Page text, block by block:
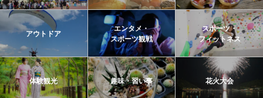
アウトドア
エンタメ・
スポーツ観戦
スポーツ・
フィットネス
体験観光 趣味・習い事 花火大会